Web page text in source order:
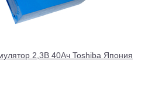
2,3В 40Ач Toshiba Япония